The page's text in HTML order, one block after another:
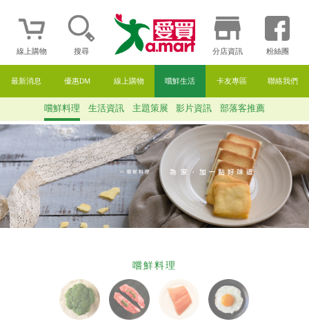
線上購物 搜尋 分店資訊 粉絲團
最新消息 優惠DM 線上購物 嚐鮮生活 卡友專區 聯絡我們
嚐鮮料理 生活資訊 主題策展 影片資訊 部落客推薦
嚐鮮料理